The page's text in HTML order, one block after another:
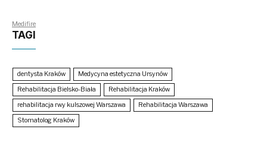
Medifire
TAGI
dentysta Kraków
Medycyna estetyczna Ursynów
Rehabilitacja Bielsko-Biała
Rehabilitacja Kraków
rehabilitacja rwy kulszowej Warszawa
Rehabilitacja Warszawa
Stomatolog Kraków